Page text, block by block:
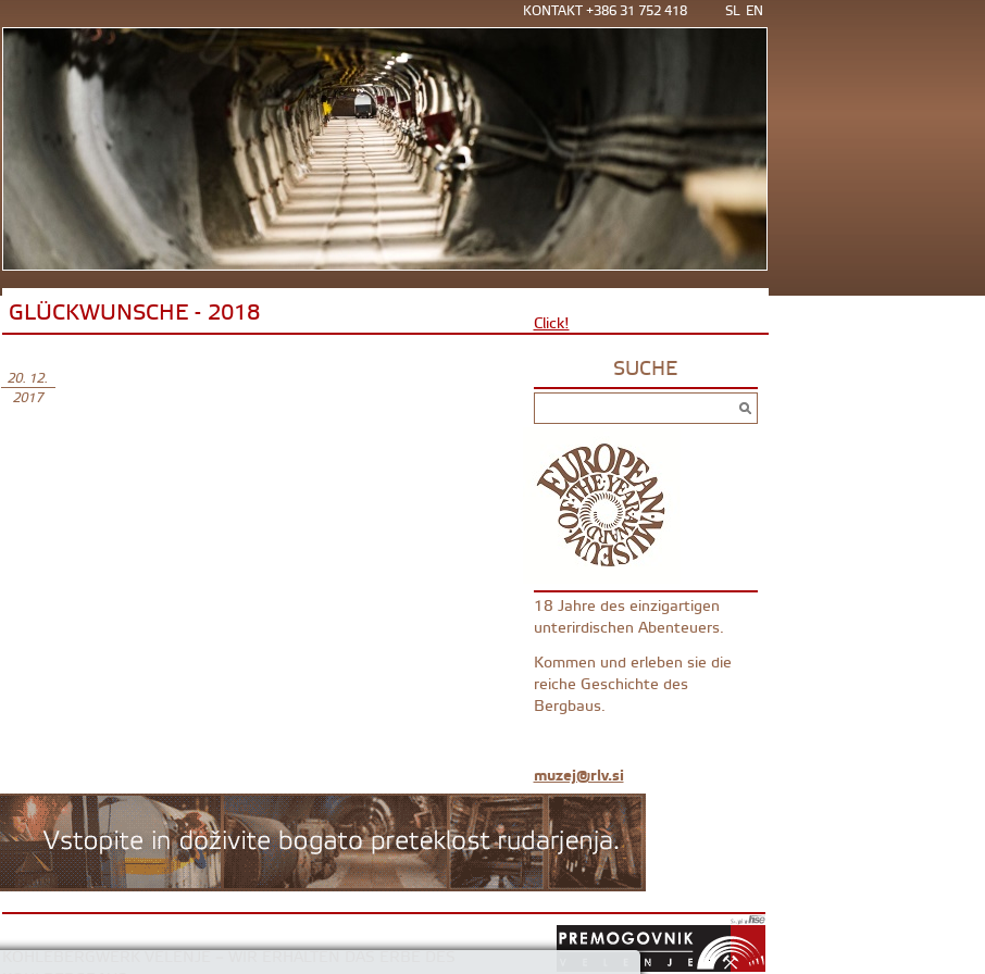
KONTAKT +386 31 752 418 SL EN
Click!
SUCHE
18 Jahre des einzigartigen
unterirdischen Abenteuers.
Kommen und erleben sie die
reiche Geschichte des
Bergbaus.
muzej@rlv.si
GLÜCKWUNSCHE - 2018
20. 12.
2017
KOHLEBERGWERK VELENJE – WIR ERHALTEN DAS ERBE DES